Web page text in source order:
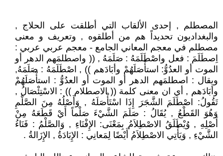
المصطلم , إحدى الألقاب التي أطلقت على الحلاج ,
والبغداديون تحديداً هم من أطلقوه , وتعريف و معنى
مصطلم في معجم المعاني الجامع - معجم عربي عربي :
اِصطَلَمَ : فعل واصْطَلَمَهُ : صَلَمَهُ , (( واصطلمَهم الدهر أو
الموت أو العدُوُّ: استأْصَلَهُمْ وأبَادَهم )) , اصْطَلَمَهُ : صَلَمَهُ,
ويقال : اصطلمَهم الدهر أو الموت أو العدُوُّ : استأْصَلَهُمْ
وأبَادَهم , أي ان معنى كلمة (( الاصطلام )) : الاسْتِئْصَالُ ,
تَقُولُ: اصْطَلَمَ الشَّجَرَ إِذَا اسْتَأْصَلَهُ , وَأَصْلُهُ مِنَ الصَّلْمِ
وَهُوَ القَطْعُ , يُقَالُ : صَلَمَ الشَّيْءَ صَلْماً أَيْ قَطَعَهُ مِنْ
أَصْلِهِ , وُيْطَلَقُ الاصْطِلاَمُ بِمَعْنَى: الإِفْنَاءِ , وَالصَّلْمُ : فَنَاءُ
الشَّيْءِ , وَيَأْتِي الاصْطِلاَمُ أَيْضًا لِمَعانِي : الإِبَادَةُ , الإِزَالةُ .